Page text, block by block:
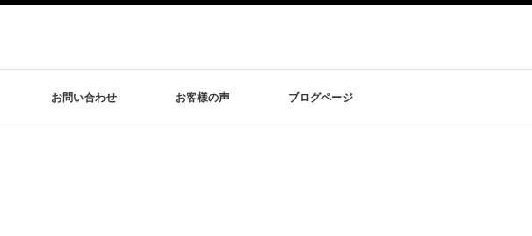
お問い合わせ お客様の声 ブログページ